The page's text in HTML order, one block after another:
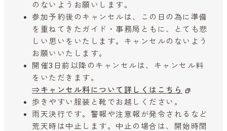
のないようお願いします。
参加予約後のキャンセルは、この日の為に準備
を重ねてきたガイド・事務局ともに、とても悲
しい思いをいたします。キャンセルのないよう
お願いいたします。
開催3日前以降のキャンセルは、キャンセル料
をいただきます。
⇒キャンセル料について詳しくはこちら
歩きやすい服装と靴でお越しください。
雨天決行です。警報や注意報が発令されるなど
荒天時は中止します。中止の場合は、開始時間